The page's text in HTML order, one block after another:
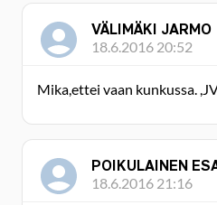
VÄLIMÄKI JARMO
18.6.2016 20:52
Mika,ettei vaan kunkussa.
POIKULAINEN
18.6.2016 21:16